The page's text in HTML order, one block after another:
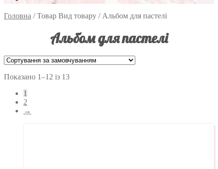
Головна /Товар Вид товару / Альбом для пастелі
Альбом для пастелі
Показано 1–12 із 13
1
2
→